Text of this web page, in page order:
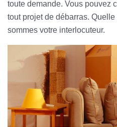
toute demande. Vous pouvez
tout projet de débarras.
sommes votre interlocuteur.